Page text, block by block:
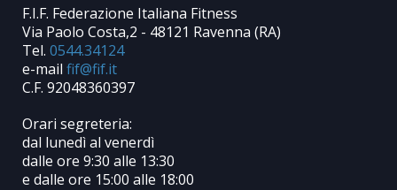
F.I.F. Federazione Italiana Fitness
Via Paolo Costa,2 - 48121 Ravenna (RA)
Tel. 0544.34124
e-mail
C.F. 92048360397
Orari segreteria:
dal lunedì al venerdì
dalle ore 9:30 alle 13:30
e dalle ore 15:00 alle 18:00